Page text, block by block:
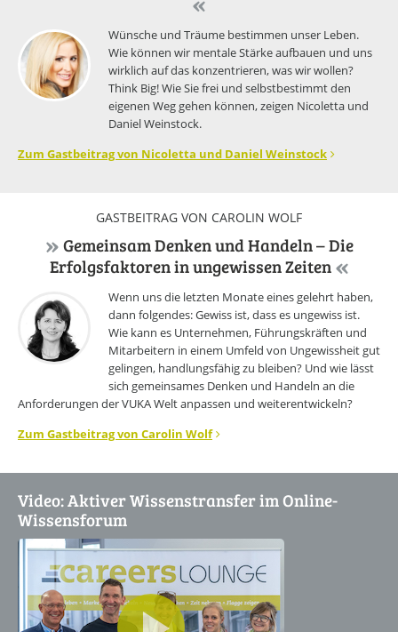
Wünsche und Träume bestimmen unser Leben.
Wie können wir mentale Stärke aufbauen und uns
wirklich auf das konzentrieren, was wir wollen?
Think Big! Wie Sie frei und selbstbestimmt den
eigenen Weg gehen können, zeigen Nicoletta und
Daniel Weinstock.
Zum Gastbeitrag von Nicoletta und Daniel Weinstock
GASTBEITRAG VON CAROLIN WOLF
Gemeinsam Denken und Handeln – Die
Erfolgsfaktoren in ungewissen Zeiten
Wenn uns die letzten Monate eines gelehrt haben,
dann folgendes: Gewiss ist, dass es ungewiss ist.
Wie kann es Unternehmen, Führungskräften und
Mitarbeitern in einem Umfeld von Ungewissheit gut
gelingen, handlungsfähig zu bleiben? Und wie lässt
sich gemeinsames Denken und Handeln an die
Anforderungen der VUKA Welt anpassen und weiterentwickeln?
Zum Gastbeitrag von Carolin Wolf
Video: Aktiver Wissenstransfer im Online-
Wissensforum